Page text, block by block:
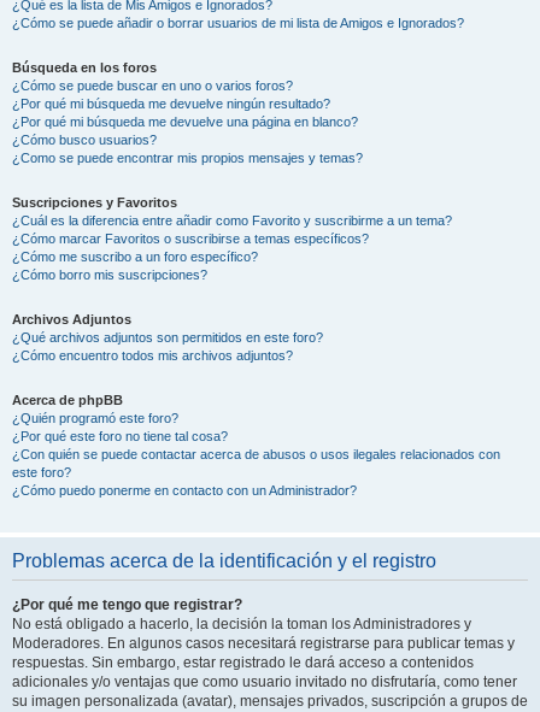
¿Qué es la lista de Mis Amigos e Ignorados?
¿Cómo se puede añadir o borrar usuarios de mi lista de Amigos e Ignorados?
Búsqueda en los foros
¿Cómo se puede buscar en uno o varios foros?
¿Por qué mi búsqueda me devuelve ningún resultado?
¿Por qué mi búsqueda me devuelve una página en blanco?
¿Cómo busco usuarios?
¿Como se puede encontrar mis propios mensajes y temas?
Suscripciones y Favoritos
¿Cuál es la diferencia entre añadir como Favorito y suscribirme a un tema?
¿Cómo marcar Favoritos o suscribirse a temas específicos?
¿Cómo me suscribo a un foro específico?
¿Cómo borro mis suscripciones?
Archivos Adjuntos
¿Qué archivos adjuntos son permitidos en este foro?
¿Cómo encuentro todos mis archivos adjuntos?
Acerca de phpBB
¿Quién programó este foro?
¿Por qué este foro no tiene tal cosa?
¿Con quién se puede contactar acerca de abusos o usos ilegales relacionados con
este foro?
¿Cómo puedo ponerme en contacto con un Administrador?
Problemas acerca de la identificación y el registro
¿Por qué me tengo que registrar?
No está obligado a hacerlo, la decisión la toman los Administradores y
Moderadores. En algunos casos necesitará registrarse para publicar temas y
respuestas. Sin embargo, estar registrado le dará acceso a contenidos
adicionales y/o ventajas que como usuario invitado no disfrutaría, como tener
su imagen personalizada (avatar), mensajes privados, suscripción a grupos de